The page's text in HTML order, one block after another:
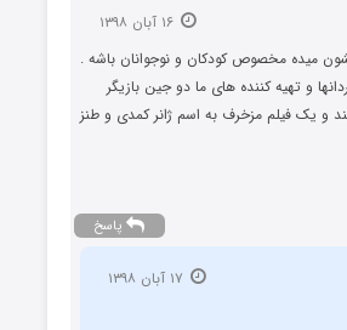
۱۶ آبان ۱۳۹۸
میده مخصوص کودکان و نوجوانان باشه .
و تهیه کننده های ما دو جین بازیگر
و یک فیلم مزخرف به اسم ژانر کمدی و طنز
پاسخ